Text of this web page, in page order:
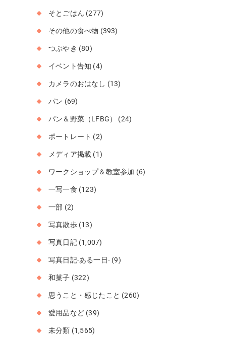
そとごはん (277)
その他の食べ物 (393)
つぶやき (80)
イベント告知 (4)
カメラのおはなし (13)
パン (69)
パン＆野菜（LFBG） (24)
ポートレート (2)
メディア掲載 (1)
ワークショップ＆教室参加 (6)
一写一食 (123)
一部 (2)
写真散歩(13)
写真日記(1,007)
写真日記-ある一日- (9)
和菓子 (322)
思うこと・感じたこと (260)
愛用品など (39)
未分類 (1,565)